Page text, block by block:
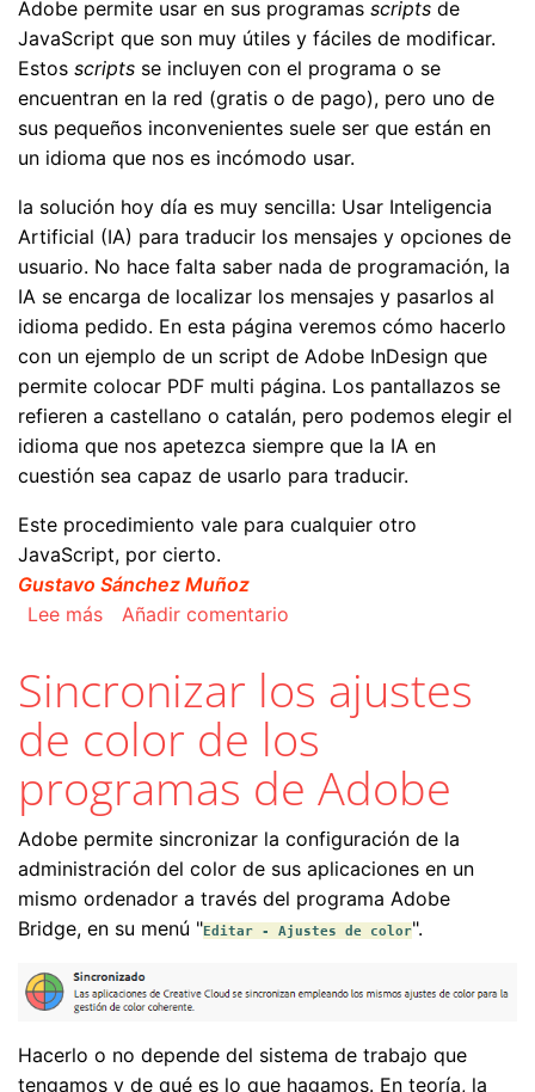
Adobe permite usar en sus programas scripts de
JavaScript que son muy útiles y fáciles de modificar.
Estos scripts se incluyen con el programa o se
encuentran en la red (gratis o de pago), pero uno de
sus pequeños inconvenientes suele ser que están en
un idioma que nos es incómodo usar.
la solución hoy día es muy sencilla: Usar Inteligencia
Artificial (IA) para traducir los mensajes y opciones de
usuario. No hace falta saber nada de programación, la
IA se encarga de localizar los mensajes y pasarlos al
idioma pedido. En esta página veremos cómo hacerlo
con un ejemplo de un script de Adobe InDesign que
permite colocar PDF multi página. Los pantallazos se
refieren a castellano o catalán, pero podemos elegir el
idioma que nos apetezca siempre que la IA en
cuestión sea capaz de usarlo para traducir.
Este procedimiento vale para cualquier otro
JavaScript, por cierto.
Gustavo Sánchez Muñoz
Lee mássobre Cómo traducir un script de JavaScript
Añadir comentario
Sincronizar los ajustes
de color de los
programas de Adobe
Adobe permite sincronizar la configuración de la
administración del color de sus aplicaciones en un
mismo ordenador a través del programa Adobe
Bridge, en su menú "Editar - Ajustes de color".
Hacerlo o no depende del sistema de trabajo que
tengamos y de qué es lo que hagamos. En teoría, la